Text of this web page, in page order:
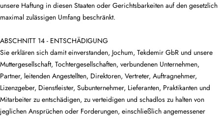
unsere Haftung in diesen Staaten oder Gerichtsbarkeiten auf den gesetzlich
maximal zulässigen Umfang beschränkt.
ABSCHNITT 14 - ENTSCHÄDIGUNG
Sie erklären sich damit einverstanden, Jochum, Tekdemir GbR und unsere
Muttergesellschaft, Tochtergesellschaften, verbundenen Unternehmen,
Partner, leitenden Angestellten, Direktoren, Vertreter, Auftragnehmer,
Lizenzgeber, Dienstleister, Subunternehmer, Lieferanten, Praktikanten und
Mitarbeiter zu entschädigen, zu verteidigen und schadlos zu halten von
jeglichen Ansprüchen oder Forderungen, einschließlich angemessener